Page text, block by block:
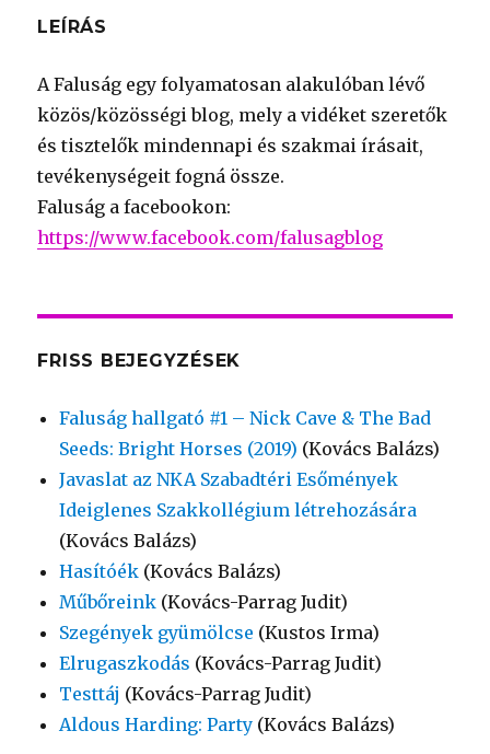
LEÍRÁS
A Faluság egy folyamatosan alakulóban lévő
közös/közösségi blog, mely a vidéket szeretők
és tisztelők mindennapi és szakmai írásait,
tevékenységeit fogná össze.
Faluság a facebookon:
https://www.facebook.com/falusagblog
FRISS BEJEGYZÉSEK
Faluság hallgató #1 – Nick Cave & The Bad
Seeds: Bright Horses (2019) (Kovács Balázs)
Javaslat az NKA Szabadtéri Esőmények
Ideiglenes Szakkollégium létrehozására
(Kovács Balázs)
Hasítóék (Kovács Balázs)
Műbőreink (Kovács-Parrag Judit)
Szegények gyümölcse (Kustos Irma)
Elrugaszkodás (Kovács-Parrag Judit)
Testtáj (Kovács-Parrag Judit)
Aldous Harding: Party (Kovács Balázs)